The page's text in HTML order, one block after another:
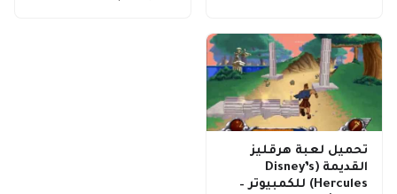
تحميل لعبة هرقليز
القديمة (Disney’s
Hercules) للكمبيوتر –